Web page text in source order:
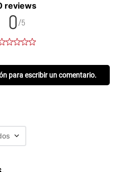
reviews
0/5
para escribir un comentario.